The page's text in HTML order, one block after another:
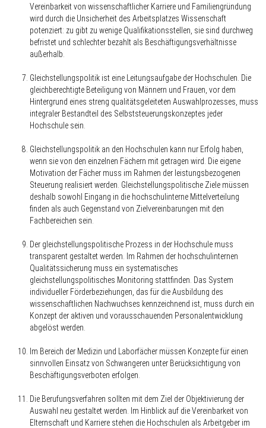
Vereinbarkeit von wissenschaftlicher Karriere und Familiengründung
wird durch die Unsicherheit des Arbeitsplatzes Wissenschaft
potenziert: zu gibt zu wenige Qualifikationsstellen, sie sind durchweg
befristet und schlechter bezahlt als Beschäftigungsverhältnisse
außerhalb.
Gleichstellungspolitik ist eine Leitungsaufgabe der Hochschulen. Die
gleichberechtigte Beteiligung von Männern und Frauen, vor dem
Hintergrund eines streng qualitätsgeleiteten Auswahlprozesses, muss
integraler Bestandteil des Selbststeuerungskonzeptes jeder
Hochschule sein.
Gleichstellungspolitik an den Hochschulen kann nur Erfolg haben,
wenn sie von den einzelnen Fächern mit getragen wird. Die eigene
Motivation der Fächer muss im Rahmen der leistungsbezogenen
Steuerung realisiert werden. Gleichstellungspolitische Ziele müssen
deshalb sowohl Eingang in die hochschulinterne Mittelverteilung
finden als auch Gegenstand von Zielvereinbarungen mit den
Fachbereichen sein.
Der gleichstellungspolitische Prozess in der Hochschule muss
transparent gestaltet werden. Im Rahmen der hochschulinternen
Qualitätssicherung muss ein systematisches
gleichstellungspolitisches Monitoring stattfinden. Das System
individueller Förderbeziehungen, das für die Ausbildung des
wissenschaftlichen Nachwuchses kennzeichnend ist, muss durch ein
Konzept der aktiven und vorausschauenden Personalentwicklung
abgelöst werden.
Im Bereich der Medizin und Laborfächer müssen Konzepte für einen
sinnvollen Einsatz von Schwangeren unter Berücksichtigung von
Beschäftigungsverboten erfolgen.
Die Berufungsverfahren sollten mit dem Ziel der Objektivierung der
Auswahl neu gestaltet werden. Im Hinblick auf die Vereinbarkeit von
Elternschaft und Karriere stehen die Hochschulen als Arbeitgeber im